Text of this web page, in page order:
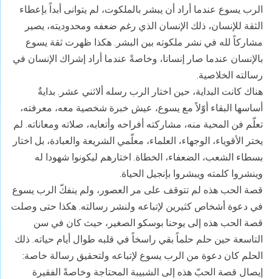
الرب يسوع عندما أراد أن يبشر بالملكوت، لم يتوانى أبداً بإعطاء
الثقة للإنسان، ذلك الإنسان الذي رغم ضعفه ومحدوديته، يصير
مشاركاً لله في نشر ملكوته بين البشر. هكذا ظهرت ثقة يسوع
بالإنسان عندما صار إنسانا، وخاصةً عندما أراد إشراك الإنسان في
رسالته الخلاصية.
هناك كانت البداية، حين اختار الرب رسله ألاثني عشر. بدايةٌ
أساسها البقاء أوّلاً مع يسوع، عيش خبرة شخصية معه، معرفته،
تعلّم فن المحبة منه، مشاركته أفراحه وأتعابه، صلاته ومعاناته. لم
يختر الأقوياء، الوجهاء، العلماء، معلّمي الشريعة والعبادة، بل اختار
بسطاء الشعب، الضعفاء، الخطاة. اختارهم ليكونوا شهودا له
وينشروا كلمته ويبشروا بإنجيل الحياة.
قصة الحب هذه لم تتوقف على مر العصور، ولم ينفكّ الرب يسوع
في دعوة أشخاص كثيرين لإتباعه ولنشر رسالته. هكذا حتى وصلت
قصة الحب هذه إلى يوحنا بوسكو الصغير، حيث كان في سن
التاسعة حين حلم حلماً بقي راسخاً في قلبه طوال أيام حياته. ذلك
الحلم كان دعوة من الرب يسوع لإتباعه ولتحقيق رسالة خاصة:
إيصال قصة الحبّ هذه إلى الشبيبة المحتاجة وخاصةً الفقيرة